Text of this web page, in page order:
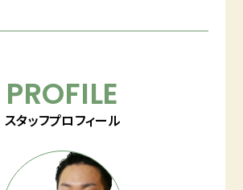
PROFILE
スタッフプロフィール